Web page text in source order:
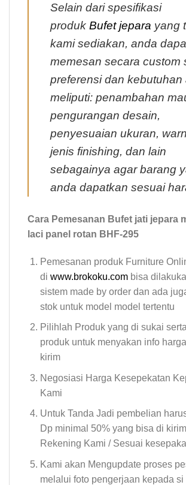
Selain dari spesifikasi
produk Bufet jepara yang
kami sediakan, anda
memesan secara custom
preferensi dan kebutuhan
meliputi: penambahan
pengurangan desain,
penyesuaian ukuran,
jenis finishing, dan lain
sebagainya agar barang
anda dapatkan sesuai
Cara Pemesanan Bufet jati jepara
laci panel rotan BHF-295
Pemesanan produk Furniture
di www.brokoku.combisa
sistem made by order dan ada
stok untuk model model tertentu
Pilihlah Produk yang di sukai
produk untuk menyakan info
kirim
Negosiasi Harga Kesepekatan
Kami
Untuk Tanda Jadi pembelian
Dp minimal 50% yang bisa di
Rekening Kami / Sesuai
Kami akan Mengupdate proses
melalui foto pengerjaan kepada si